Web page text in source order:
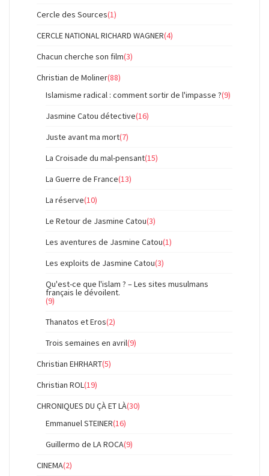
Cercle des Sources(1)
CERCLE NATIONAL RICHARD WAGNER(4)
Chacun cherche son film(3)
Christian de Moliner(88)
Islamisme radical : comment sortir de l'impasse ?(9)
Jasmine Catou détective(16)
Juste avant ma mort(7)
La Croisade du mal-pensant(15)
La Guerre de France(13)
La réserve(10)
Le Retour de Jasmine Catou(3)
Les aventures de Jasmine Catou(1)
Les exploits de Jasmine Catou(3)
Qu'est-ce que l'islam ? – Les sites musulmans
français le dévoilent.
(9)
Thanatos et Eros(2)
Trois semaines en avril(9)
Christian EHRHART(5)
Christian ROL(19)
CHRONIQUES DU ÇÀ ET LÀ(30)
Emmanuel STEINER(16)
Guillermo de LA ROCA(9)
CINEMA(2)